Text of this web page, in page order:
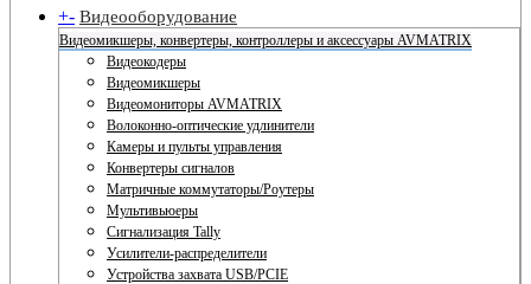
+- Видеооборудование
Видеомикшеры, конвертеры, контроллеры и аксессуары AVMATRIX
Видеокодеры
Видеомикшеры
Видеомониторы AVMATRIX
Волоконно-оптические удлинители
Камеры и пульты управления
Конвертеры сигналов
Матричные коммутаторы/Роутеры
Мультивьюеры
Сигнализация Tally
Усилители-распределители
Устройства захвата USB/PCIE